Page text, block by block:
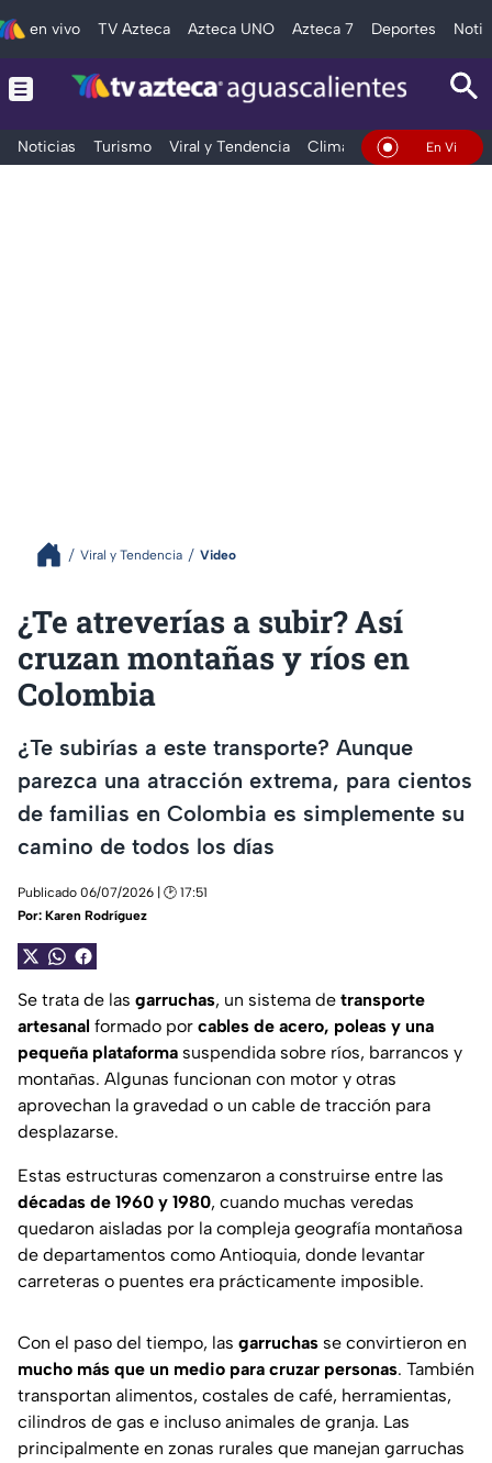
en vivo TV Azteca Azteca UNO Azteca 7 Deportes
Noticias Turismo Viral y Tendencia Clima DeportesEn Vivo
Viral y Tendencia Video
¿Te atreverías a subir? Así
cruzan montañas y ríos en
Colombia
¿Te subirías a este transporte? Aunque
parezca una atracción extrema, para cientos
de familias en Colombia es simplemente su
camino de todos los días
Publicado 06/07/2026 | 🕑 17:51
Por: Karen Rodríguez
Se trata de las garruchas, un sistema de transporte
artesanal formado por cables de acero, poleas y una
pequeña plataforma suspendida sobre ríos, barrancos y
montañas. Algunas funcionan con motor y otras
aprovechan la gravedad o un cable de tracción para
desplazarse.
Estas estructuras comenzaron a construirse entre las
décadas de 1960 y 1980, cuando muchas veredas
quedaron aisladas por la compleja geografía montañosa
de departamentos como Antioquia, donde levantar
carreteras o puentes era prácticamente imposible.
Con el paso del tiempo, las garruchas se convirtieron en
mucho más que un medio para cruzar personas. También
transportan alimentos, costales de café, herramientas,
cilindros de gas e incluso animales de granja. Las
principalmente en zonas rurales que manejan garruchas